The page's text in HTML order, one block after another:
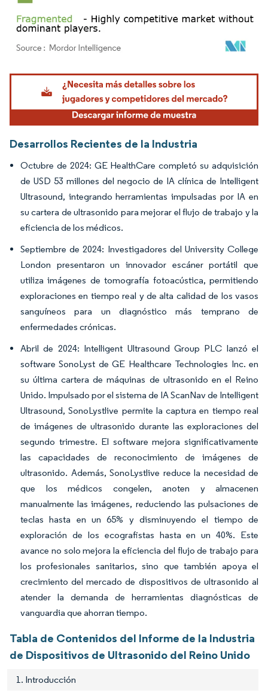
Imagen © Mordor Intelligence. El uso requiere atribución según CC BY 4.0.
Desarrollos Recientes de la Industria
Octubre de 2024: GE HealthCare completó su adquisición
de USD 53 millones del negocio de IA clínica de Intelligent
Ultrasound, integrando herramientas impulsadas por IA en
su cartera de ultrasonido para mejorar el flujo de trabajo y la
eficiencia de los médicos.
Septiembre de 2024: Investigadores del University College
London presentaron un innovador escáner portátil que
utiliza imágenes de tomografía fotoacústica, permitiendo
exploraciones en tiempo real y de alta calidad de los vasos
sanguíneos para un diagnóstico más temprano de
enfermedades crónicas.
Abril de 2024: Intelligent Ultrasound Group PLC lanzó el
software SonoLyst de GE Healthcare Technologies Inc. en
su última cartera de máquinas de ultrasonido en el Reino
Unido. Impulsado por el sistema de IA ScanNav de Intelligent
Ultrasound, SonoLystlive permite la captura en tiempo real
de imágenes de ultrasonido durante las exploraciones del
segundo trimestre. El software mejora significativamente
las capacidades de reconocimiento de imágenes de
ultrasonido. Además, SonoLystlive reduce la necesidad de
que los médicos congelen, anoten y almacenen
manualmente las imágenes, reduciendo las pulsaciones de
teclas hasta en un 65% y disminuyendo el tiempo de
exploración de los ecografistas hasta en un 40%. Este
avance no solo mejora la eficiencia del flujo de trabajo para
los profesionales sanitarios, sino que también apoya el
crecimiento del mercado de dispositivos de ultrasonido al
atender la demanda de herramientas diagnósticas de
vanguardia que ahorran tiempo.
Tabla de Contenidos del Informe de la Industria
de Dispositivos de Ultrasonido del Reino Unido
1. Introducción